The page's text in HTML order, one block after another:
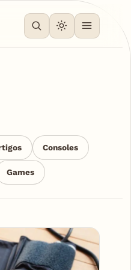
Consoles
Games